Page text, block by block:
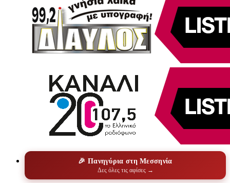
🎉 Πανηγύρια στη Μεσσηνία
Δες όλες τις αφίσες →